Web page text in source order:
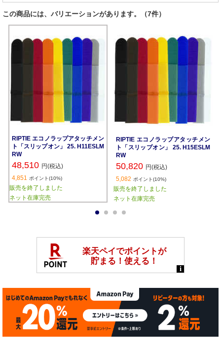
この商品には、バリエーションがあります。（7件）
RIPTIE エコノラップアタッチメン
ト「スリップオン」 25. H11ESLM
RW
48,510 円(税込)
4,851 ポイント(10%)
販売を終了しました
ネット在庫完売
RIPTIE エコノラップアタッチメン
ト「スリップオン」 25. H15ESLM
RW
50,820 円(税込)
5,082 ポイント(10%)
販売を終了しました
ネット在庫完売